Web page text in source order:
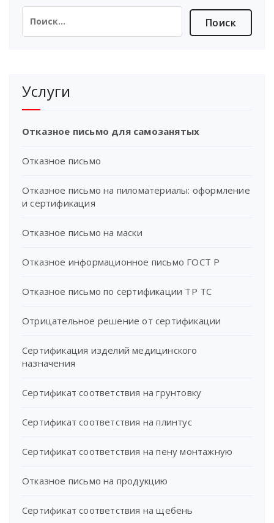
Найти:
Услуги
Отказное письмо для самозанятых
Отказное письмо
Отказное письмо на пиломатериалы: оформление
и сертификация
Отказное письмо на маски
Отказное информационное письмо ГОСТ Р
Отказное письмо по сертификации ТР ТС
Отрицательное решение от сертификации
Сертификация изделий медицинского
назначения
Сертификат соответствия на грунтовку
Сертификат соответствия на плинтус
Сертификат соответствия на пену монтажную
Отказное письмо на продукцию
Сертификат соответствия на щебень